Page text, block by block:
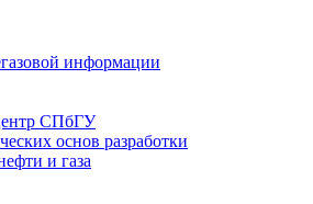
информации
СПбГУ
основ разработки
и газа